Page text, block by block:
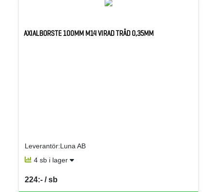
AXIALBORSTE 100MM M14 VIRAD TRÅD 0,35MM
Leverantör:Luna AB
4 sb i lager
224:- / sb
SEK per SB